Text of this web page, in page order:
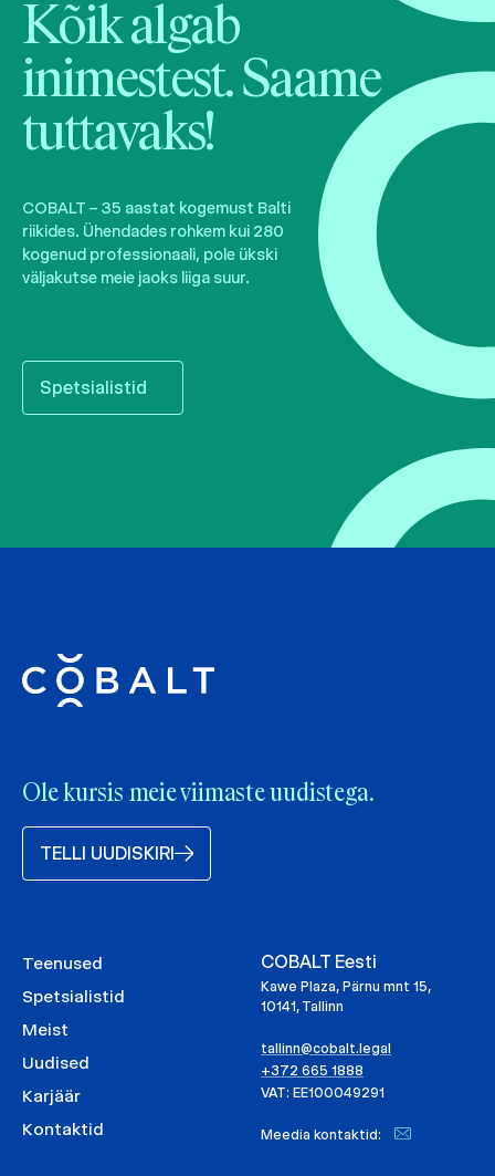
Kõik algab
inimestest. Saame
tuttavaks!
COBALT – 35 aastat kogemust Balti
riikides. Ühendades rohkem kui 280
kogenud professionaali, pole ükski
väljakutse meie jaoks liiga suur.
Spetsialistid
Ole kursis meie viimaste uudistega.
TELLI UUDISKIRI
Teenused
Spetsialistid
Meist
Uudised
Karjäär
Kontaktid
COBALT Eesti
Kawe Plaza, Pärnu mnt 15,
10141, Tallinn
tallinn@cobalt.legal
+372 665 1888
VAT: EE100049291
Meedia kontaktid: